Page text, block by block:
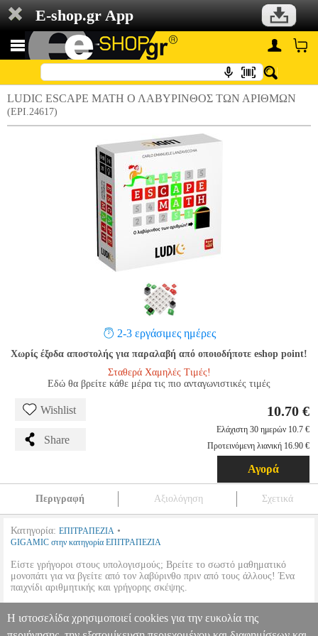
E-shop.gr App
LUDIC ESCAPE MATH Ο ΛΑΒΥΡΙΝΘΟΣ ΤΩΝ ΑΡΙΘΜΩΝ
(EPI.24617)
2-3 εργάσιμες ημέρες
Χωρίς έξοδα αποστολής για παραλαβή από οποιοδήποτε eshop point!
Σταθερά Χαμηλές Τιμές!
Εδώ θα βρείτε κάθε μέρα τις πιο ανταγωνιστικές τιμές
Wishlist
Share
10.70 €
Ελάχιστη 30 ημερών 10.7 €
Προτεινόμενη λιανική 16.90 €
Αγορά
Περιγραφή Αξιολόγηση Σχετικά
Κατηγορία: ΕΠΙΤΡΑΠΕΖΙΑ •
GIGAMIC στην κατηγορία ΕΠΙΤΡΑΠΕΖΙΑ
Είστε γρήγοροι στους υπολογισμούς; Βρείτε το σωστό μαθηματικό
μονοπάτι για να βγείτε από τον λαβύρινθο πριν από τους άλλους! Ένα
παιχνίδι αριθμητικής και γρήγορης σκέψης.
• Παίκτες 2-6
• Ηλικία 8+
Η ιστοσελίδα χρησιμοποιεί cookies για την ευκολία της